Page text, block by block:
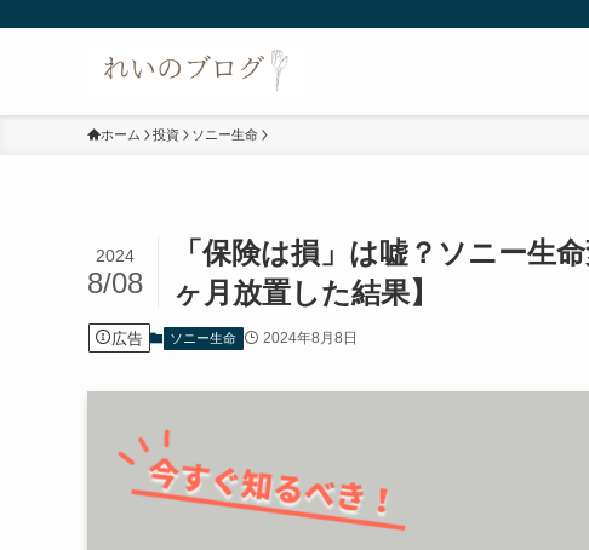
ホーム 投資 ソニー生命
「保険は損」は嘘？ソニー生
ヶ月放置した結果】
2024
8/08
広告 ソニー生命 2024年8月8日